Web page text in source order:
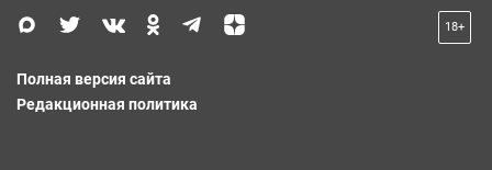
18+
Полная версия сайта
Редакционная политика